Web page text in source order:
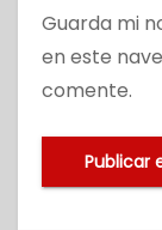
Guarda mi
en este
comente.